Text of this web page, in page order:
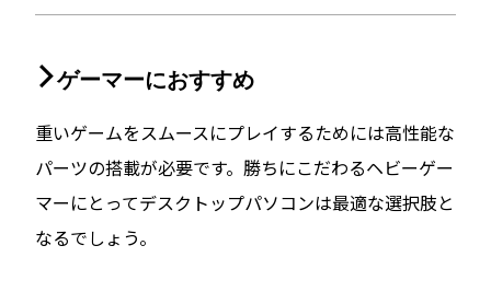
ゲーマーにおすすめ
重いゲームをスムースにプレイするためには高性能な
パーツの搭載が必要です。勝ちにこだわるヘビーゲー
マーにとってデスクトップパソコンは最適な選択肢と
なるでしょう。